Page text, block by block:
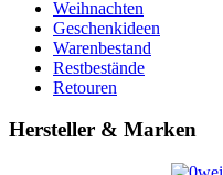
Weihnachten
Geschenkideen
Warenbestand
Restbestände
Retouren
Hersteller & Marken